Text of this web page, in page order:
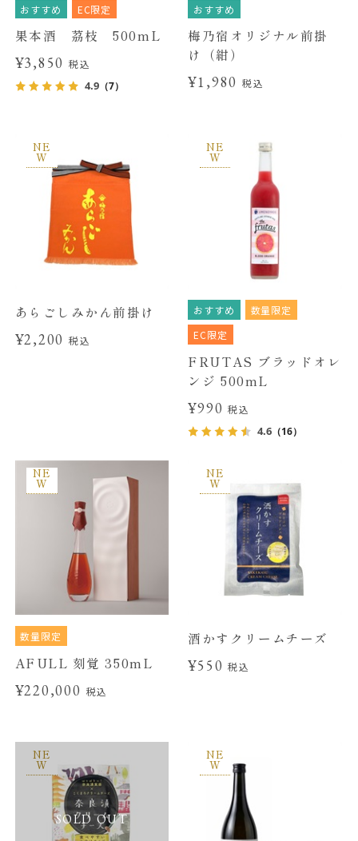
おすすめ EC限定
果本酒 茘枝 500mL
¥3,850税込
4.9（7）
おすすめ
梅乃宿オリジナル前掛
け（紺）
¥1,980 税込
NE
W
あらごしみかん前掛け
¥2,200税込
NE
W
おすすめ
数量限定
EC限定
FRUTAS ブラッドオレ
ンジ 500mL
¥990税込
4.6 （16）
NE
W
数量限定
AFULL 刻覚 350mL
¥220,000 税込
NE
W
酒かすクリームチーズ
¥550税込
SOLD OUT
NE
W
NE
W